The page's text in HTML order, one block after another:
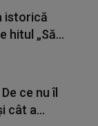
istorică
hitul „Să...
ce nu îl
cât a...